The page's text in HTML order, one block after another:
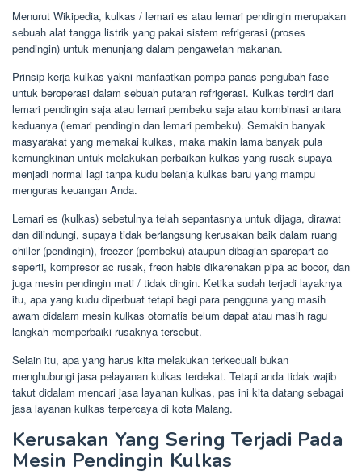
Menurut Wikipedia, kulkas / lemari es atau lemari pendingin merupakan
sebuah alat tangga listrik yang pakai sistem refrigerasi (proses
pendingin) untuk menunjang dalam pengawetan makanan.
Prinsip kerja kulkas yakni manfaatkan pompa panas pengubah fase
untuk beroperasi dalam sebuah putaran refrigerasi. Kulkas terdiri dari
lemari pendingin saja atau lemari pembeku saja atau kombinasi antara
keduanya (lemari pendingin dan lemari pembeku). Semakin banyak
masyarakat yang memakai kulkas, maka makin lama banyak pula
kemungkinan untuk melakukan perbaikan kulkas yang rusak supaya
menjadi normal lagi tanpa kudu belanja kulkas baru yang mampu
menguras keuangan Anda.
Lemari es (kulkas) sebetulnya telah sepantasnya untuk dijaga, dirawat
dan dilindungi, supaya tidak berlangsung kerusakan baik dalam ruang
chiller (pendingin), freezer (pembeku) ataupun dibagian sparepart ac
seperti, kompresor ac rusak, freon habis dikarenakan pipa ac bocor, dan
juga mesin pendingin mati / tidak dingin. Ketika sudah terjadi layaknya
itu, apa yang kudu diperbuat tetapi bagi para pengguna yang masih
awam didalam mesin kulkas otomatis belum dapat atau masih ragu
langkah memperbaiki rusaknya tersebut.
Selain itu, apa yang harus kita melakukan terkecuali bukan
menghubungi jasa pelayanan kulkas terdekat. Tetapi anda tidak wajib
takut didalam mencari jasa layanan kulkas, pas ini kita datang sebagai
jasa layanan kulkas terpercaya di kota Malang.
Kerusakan Yang Sering Terjadi Pada
Mesin Pendingin Kulkas